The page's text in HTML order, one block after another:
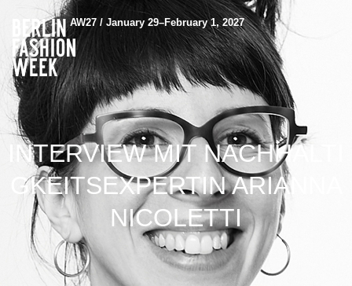
AW27 / January 29–February 1, 2027
INTERVIEW MIT NACHHALTI
GKEITSEXPERTIN ARIANNA
NICOLETTI